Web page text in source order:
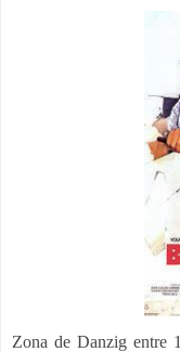
Zona de Danzig entre